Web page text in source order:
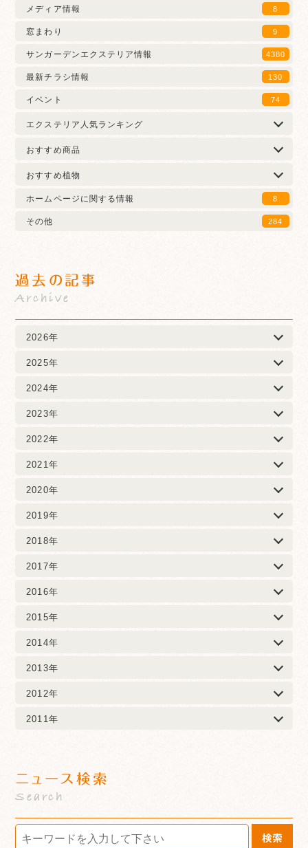
メディア情報 8
窓まわり 9
サンガーデンエクステリア情報 4380
最新チラシ情報 130
イベント 74
エクステリア人気ランキング
おすすめ商品
おすすめ植物
ホームページに関する情報
8
その他 284
過去の記事
Archive
2026年
2025年
2024年
2023年
2022年
2021年
2020年
2019年
2018年
2017年
2016年
2015年
2014年
2013年
2012年
2011年
ニュース検索
Search
検索